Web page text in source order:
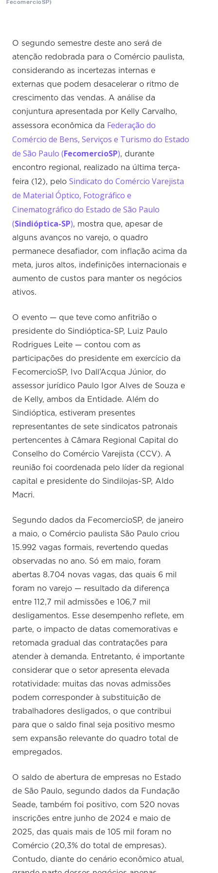
FecomercioSP)
O segundo semestre deste ano será de
atenção redobrada para o Comércio paulista,
considerando as incertezas internas e
externas que podem desacelerar o ritmo de
crescimento das vendas. A análise da
conjuntura apresentada por Kelly Carvalho,
assessora econômica da Federação do
Comércio de Bens, Serviços e Turismo do Estado
de São Paulo (FecomercioSP), durante
encontro regional, realizado na última terça-
feira (12), peloSindicato do Comércio Varejista
de Material Óptico, Fotográfico e
Cinematográfico do Estado de São Paulo
(Sindióptica-SP), mostra que, apesar de
alguns avanços no varejo, o quadro
permanece desafiador, com inflação acima da
meta, juros altos, indefinições internacionais e
aumento de custos para manter os negócios
ativos.
O evento — que teve como anfitrião o
presidente do Sindióptica-SP, Luiz Paulo
Rodrigues Leite — contou com as
participações do presidente em exercício da
FecomercioSP, Ivo Dall’Acqua Júnior, do
assessor jurídico Paulo Igor Alves de Souza e
de Kelly, ambos da Entidade. Além do
Sindióptica, estiveram presentes
representantes de sete sindicatos patronais
pertencentes à Câmara Regional Capital do
Conselho do Comércio Varejista (CCV). A
reunião foi coordenada pelo líder da regional
capital e presidente do Sindilojas-SP, Aldo
Macri.
Segundo dados da FecomercioSP, de janeiro
a maio, o Comércio paulista São Paulo criou
15.992 vagas formais, revertendo quedas
observadas no ano. Só em maio, foram
abertas 8.704 novas vagas, das quais 6 mil
foram no varejo — resultado da diferença
entre 112,7 mil admissões e 106,7 mil
desligamentos. Esse desempenho reflete, em
parte, o impacto de datas comemorativas e
retomada gradual das contratações para
atender à demanda. Entretanto, é importante
considerar que o setor apresenta elevada
rotatividade: muitas das novas admissões
podem corresponder à substituição de
trabalhadores desligados, o que contribui
para que o saldo final seja positivo mesmo
sem expansão relevante do quadro total de
empregados.
O saldo de abertura de empresas no Estado
de São Paulo, segundo dados da Fundação
Seade, também foi positivo, com 520 novas
inscrições entre junho de 2024 e maio de
2025, das quais mais de 105 mil foram no
Comércio (20,3% do total de empresas).
Contudo, diante do cenário econômico atual,